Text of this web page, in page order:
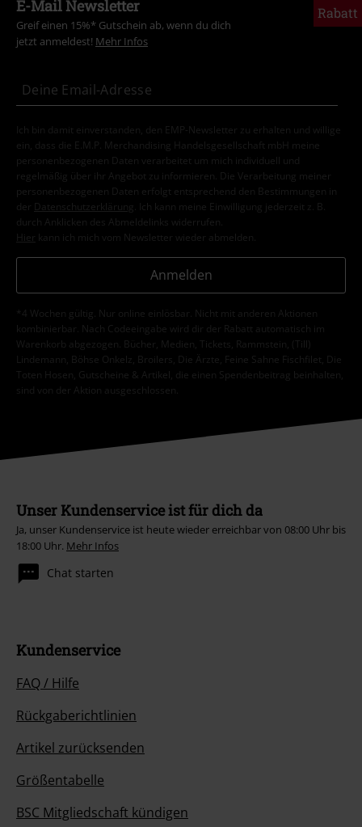
Rabatt
E-Mail Newsletter
Greif einen 15%* Gutschein ab, wenn du dich
jetzt anmeldest! Mehr Infos
Ich bin damit einverstanden, den EMP-Newsletter zu erhalten und willige
ein, dass die E.M.P. Merchandising Handelsgesellschaft mbH meine
personenbezogenen Daten verarbeitet um mich individuell und
regelmäßig über ihr Angebot zu informieren. Die Verarbeitung meiner
personenbezogenen Daten erfolgt entsprechend den Bestimmungen in
der
Datenschutzerklärung
. Ich kann meine Einwilligung jederzeit z. B.
durch Anklicken des Abmeldelinks widerrufen.
Hier kann ich mich vom Newsletter wieder abmelden.
Anmelden
*4 Wochen gültig. Nur online einlösbar. Nicht mit anderen Aktionen
kombinierbar. Nach Codeeingabe wird dir der Rabatt automatisch im
Warenkorb abgezogen. Bücher, Medien, Tickets, Rammstein, (Till)
Lindemann, Böhse Onkelz, Broilers, Die Ärzte, Feine Sahne Fischfilet, Die
Toten Hosen, Gutscheine & Artikel, die einen Spendenbeitrag beinhalten,
sind von der Aktion ausgeschlossen.
Unser Kundenservice ist für dich da
Ja, unser Kundenservice ist heute wieder erreichbar von 08:00 Uhr bis
18:00 Uhr. Mehr Infos
Chat starten
Kundenservice
FAQ / Hilfe
Rückgaberichtlinien
Artikel zurücksenden
Größentabelle
BSC Mitgliedschaft kündigen